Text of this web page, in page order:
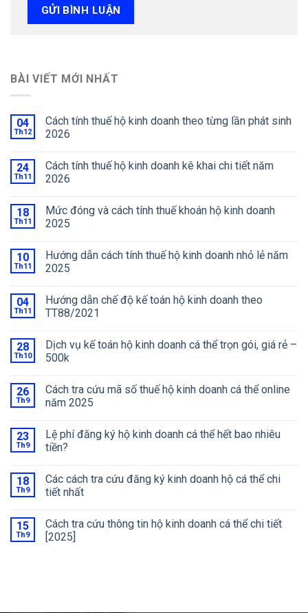
BÀI VIẾT MỚI NHẤT
04
Th12
Cách tính thuế hộ kinh doanh theo từng lần phát sinh
2026
24
Th11
Cách tính thuế hộ kinh doanh kê khai chi tiết năm
2026
18
Th11
Mức đóng và cách tính thuế khoán hộ kinh doanh
2025
10
Th11
Hướng dẫn cách tính thuế hộ kinh doanh nhỏ lẻ năm
2025
04
Th11
Hướng dẫn chế độ kế toán hộ kinh doanh theo
TT88/2021
28
Th10
Dịch vụ kế toán hộ kinh doanh cá thể trọn gói, giá rẻ –
500k
26
Th9
Cách tra cứu mã số thuế hộ kinh doanh cá thể online
năm 2025
23
Th9
Lệ phí đăng ký hộ kinh doanh cá thể hết bao nhiêu
tiền?
18
Th9
Các cách tra cứu đăng ký kinh doanh hộ cá thể chi
tiết nhất
15
Th9
Cách tra cứu thông tin hộ kinh doanh cá thể chi tiết
[2025]